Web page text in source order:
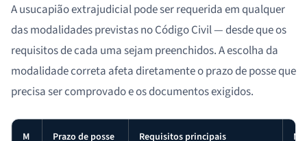
A usucapião extrajudicial pode ser requerida em qualquer
das modalidades previstas no Código Civil — desde que os
requisitos de cada uma sejam preenchidos. A escolha da
modalidade correta afeta diretamente o prazo de posse que
precisa ser comprovado e os documentos exigidos.
M
Prazo de posse Requisitos principais